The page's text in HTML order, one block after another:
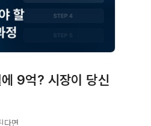
9억? 시장이 당신
다면